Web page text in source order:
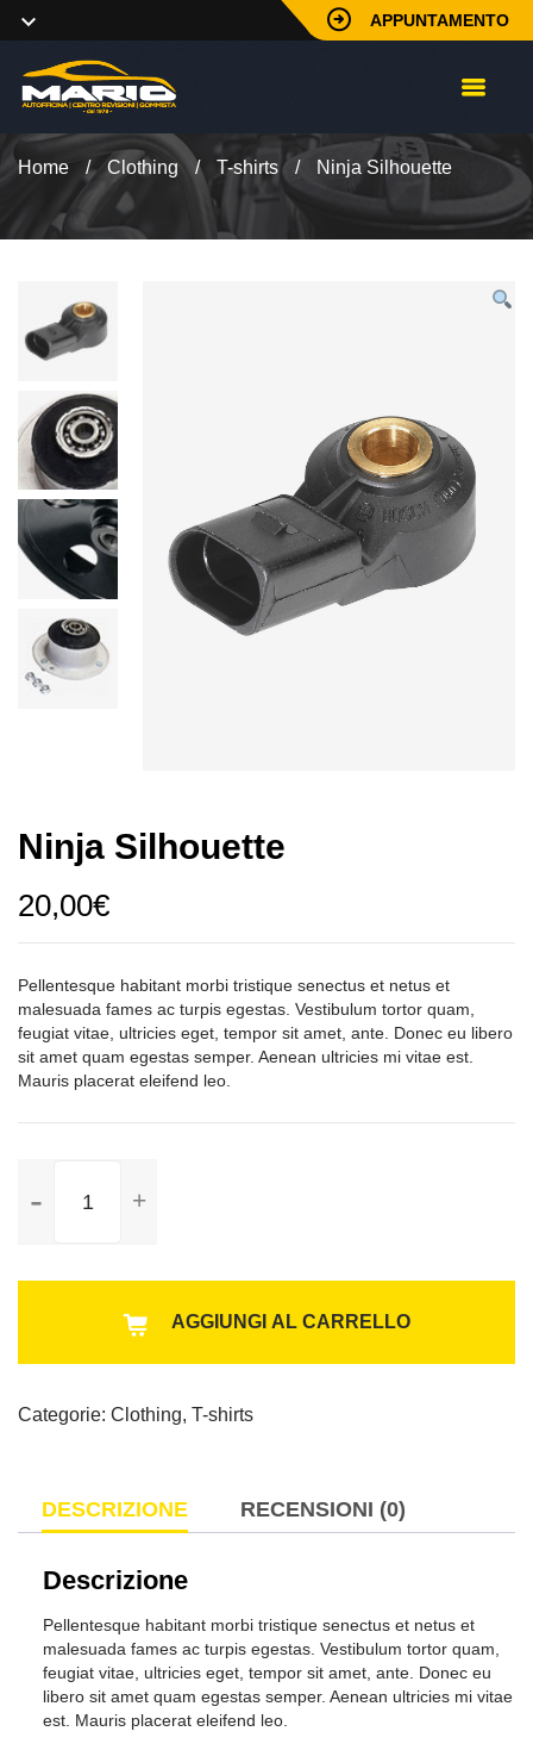
APPUNTAMENTO
Home / Clothing / T-shirts / Ninja Silhouette
Ninja Silhouette
20,00€
Pellentesque habitant morbi tristique senectus et netus et
malesuada fames ac turpis egestas. Vestibulum tortor quam,
feugiat vitae, ultricies eget, tempor sit amet, ante. Donec eu libero
sit amet quam egestas semper. Aenean ultricies mi vitae est.
Mauris placerat eleifend leo.
Silhouette
AGGIUNGI AL CARRELLO
Categorie: Clothing, T-shirts
DESCRIZIONE RECENSIONI (0)
Descrizione
Pellentesque habitant morbi tristique senectus et netus et
malesuada fames ac turpis egestas. Vestibulum tortor quam,
feugiat vitae, ultricies eget, tempor sit amet, ante. Donec eu
libero sit amet quam egestas semper. Aenean ultricies mi vitae
est. Mauris placerat eleifend leo.